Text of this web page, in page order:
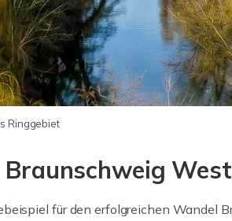
Ringgebiet
für den erfolgreichen Wandel